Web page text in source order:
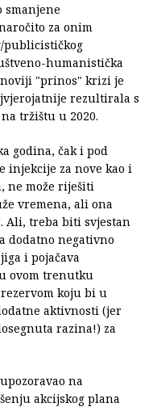
smanjene
za onim
publicističkog
humanistička
"prinos" krizi je
rezultirala s
tržištu u 2020.
godina, čak i pod
injekcije za nove kao i
ne može riješiti
vremena, ali ona
Ali, treba biti svjestan
dodatno negativno
i pojačava
ovom trenutku
koju bi u
aktivnosti (jer
razina!) za
na
akcijskog plana